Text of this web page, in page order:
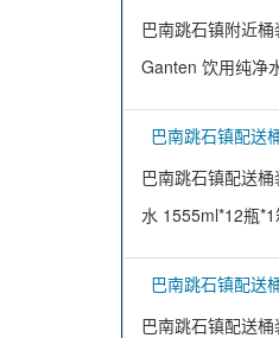
巴南跳石镇附近
Ganten 饮用纯净
巴南跳石镇配送
巴南跳石镇配送
水 1555ml*12瓶
巴南跳石镇配送
巴南跳石镇配送